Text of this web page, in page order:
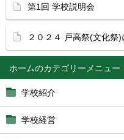
ホーム
学校紹介
学校経営
第1回 学校説明会
２０２４ 戸高祭(文化祭)